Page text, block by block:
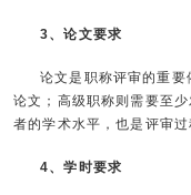
3、论文要求
论文是职称评审的重
论文；高级职称则需要至
者的学术水平，也是评审过
4、学时要求